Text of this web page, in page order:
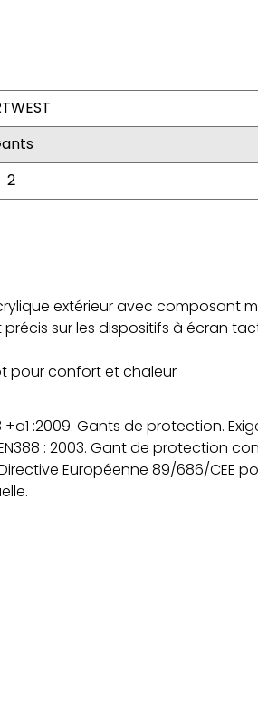
2
extérieur avec composant
sur les dispositifs à écran
pour confort et chaleur
+a1 :2009. Gants de protection.
: 2003. Gant de protection
Européenne 89/686/CEE